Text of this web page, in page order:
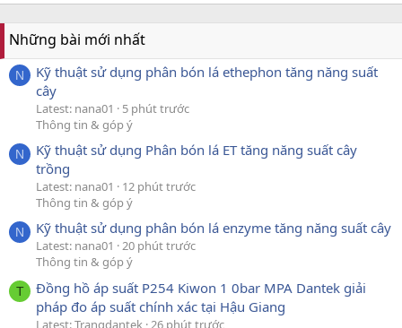
Những bài mới nhất
N
Kỹ thuật sử dụng phân bón lá ethephon tăng năng suất
cây
Latest: nana01
5 phút trước
Thông tin & góp ý
N
Kỹ thuật sử dụng Phân bón lá ET tăng năng suất cây
trồng
Latest: nana01
12 phút trước
Thông tin & góp ý
N Kỹ thuật sử dụng phân bón lá enzyme tăng năng suất cây
Latest: nana01
20 phút trước
Thông tin & góp ý
T
Đồng hồ áp suất P254 Kiwon 1 0bar MPA Dantek giải
pháp đo áp suất chính xác tại Hậu Giang
Latest: Trangdantek 26 phút trước